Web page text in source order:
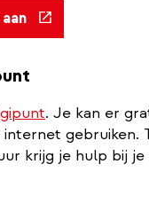
(externe
link)
. Je kan er
gebruiken.
krijg je hulp bij je